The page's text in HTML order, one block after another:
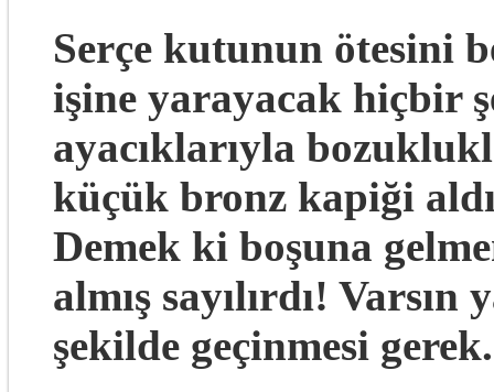
Serçe kutunun ötesini
işine yarayacak hiçbir
ayacıklarıyla
küçük bronz kapiği
Demek ki boşuna
almış sayılırdı!
şekilde geçinmesi